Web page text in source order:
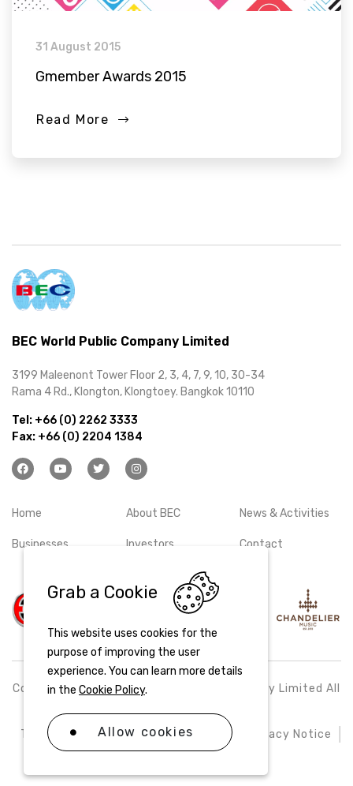
Grab a Cookie
This website uses cookies for the
purpose of improving the user
experience. You can learn more details
in the Cookie Policy.
Allow cookies
31 August 2015
Gmember Awards 2015
Read More
BEC World Public Company Limited
3199 Maleenont Tower Floor 2, 3, 4, 7, 9, 10, 30-34
Rama 4 Rd., Klongton, Klongtoey. Bangkok 10110
Tel: +66 (0) 2262 3333
Fax: +66 (0) 2204 1384
Home
Businesses
About BEC
Investors
News & Activities
Contact
Copyright © 2026 BEC World Public Company Limited All
Terms & Conditions Cookie Policy
Privacy Notice
Sitemap